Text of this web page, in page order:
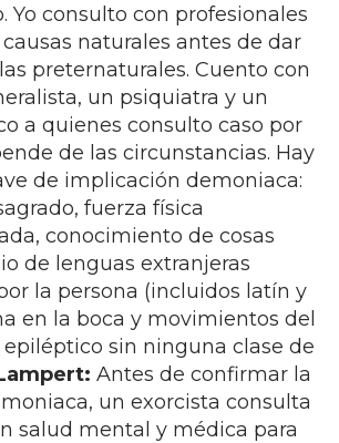
Yo consulto con profesionales
naturales antes de dar
preternaturales. Cuento con
un psiquiatra y un
a quienes consulto caso por
de las circunstancias. Hay
de implicación demoniaca:
fuerza física
conocimiento de cosas
de lenguas extranjeras
la persona (incluidos latín y
en la boca y movimientos del
sin ninguna clase de
Antes de confirmar la
un exorcista consulta
salud mental y médica para